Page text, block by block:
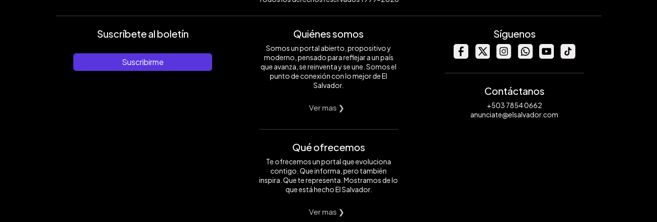
Suscríbete al boletín
Suscribirme
Quiénes somos
Somos un portal abierto, propositivo y
moderno, pensado para reflejar a un país
que avanza, se reinventa y se une. Somos el
punto de conexión con lo mejor de El
Salvador.
Ver mas ❯
Qué ofrecemos
Te ofrecemos un portal que evoluciona
contigo. Que informa, pero también
inspira. Que te representa. Mostramos de lo
que está hecho El Salvador.
Ver mas ❯
Síguenos
Contáctanos
+503 7854 0662
anunciate@elsalvador.com